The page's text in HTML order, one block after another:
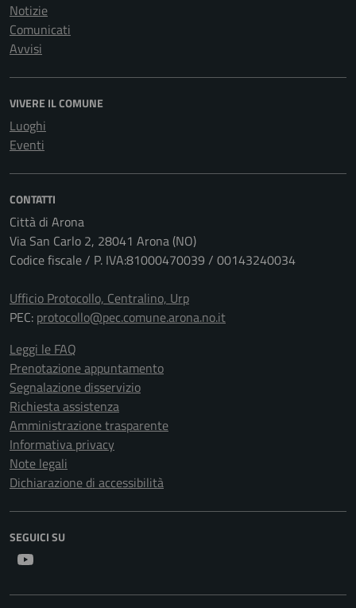
Notizie
Comunicati
Avvisi
VIVERE IL COMUNE
Luoghi
Eventi
CONTATTI
Città di Arona
Via San Carlo 2, 28041 Arona (NO)
Codice fiscale / P. IVA:81000470039 / 00143240034
Ufficio Protocollo, Centralino, Urp
PEC: protocollo@pec.comune.arona.no.it
Leggi le FAQ
Prenotazione appuntamento
Segnalazione disservizio
Richiesta assistenza
Amministrazione trasparente
Informativa privacy
Note legali
Dichiarazione di accessibilità
SEGUICI SU